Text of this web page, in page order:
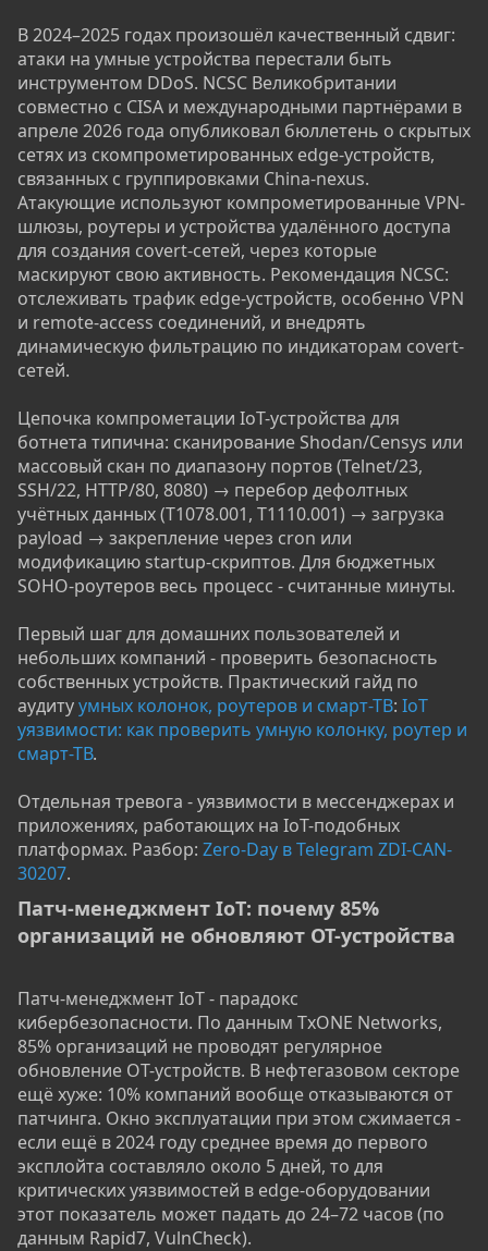
В 2024–2025 годах произошёл качественный сдвиг:
атаки на умные устройства перестали быть
инструментом DDoS. NCSC Великобритании
совместно с CISA и международными партнёрами в
апреле 2026 года опубликовал бюллетень о скрытых
сетях из скомпрометированных edge-устройств,
связанных с группировками China-nexus.
Атакующие используют компрометированные VPN-
шлюзы, роутеры и устройства удалённого доступа
для создания covert-сетей, через которые
маскируют свою активность. Рекомендация NCSC:
отслеживать трафик edge-устройств, особенно VPN
и remote-access соединений, и внедрять
динамическую фильтрацию по индикаторам covert-
сетей.
Цепочка компрометации IoT-устройства для
ботнета типична: сканирование Shodan/Censys или
массовый скан по диапазону портов (Telnet/23,
SSH/22, HTTP/80, 8080) → перебор дефолтных
учётных данных (T1078.001, T1110.001) → загрузка
payload → закрепление через cron или
модификацию startup-скриптов. Для бюджетных
SOHO-роутеров весь процесс - считанные минуты.
Первый шаг для домашних пользователей и
небольших компаний - проверить безопасность
собственных устройств. Практический гайд по
аудитуумных колонок, роутеров и смарт-ТВ: IoT
уязвимости: как проверить умную колонку, роутер и
смарт-ТВ.
Отдельная тревога - уязвимости в мессенджерах и
приложениях, работающих на IoT-подобных
платформах. Разбор: Zero-Day в Telegram ZDI-CAN-
30207.
Патч-менеджмент IoT: почему 85%
организаций не обновляют OT-устройства​
Патч-менеджмент IoT - парадокс
кибербезопасности. По данным TxONE Networks,
85% организаций не проводят регулярное
обновление OT-устройств. В нефтегазовом секторе
ещё хуже: 10% компаний вообще отказываются от
патчинга. Окно эксплуатации при этом сжимается -
если ещё в 2024 году среднее время до первого
эксплойта составляло около 5 дней, то для
критических уязвимостей в edge-оборудовании
этот показатель может падать до 24–72 часов (по
данным Rapid7, VulnCheck).